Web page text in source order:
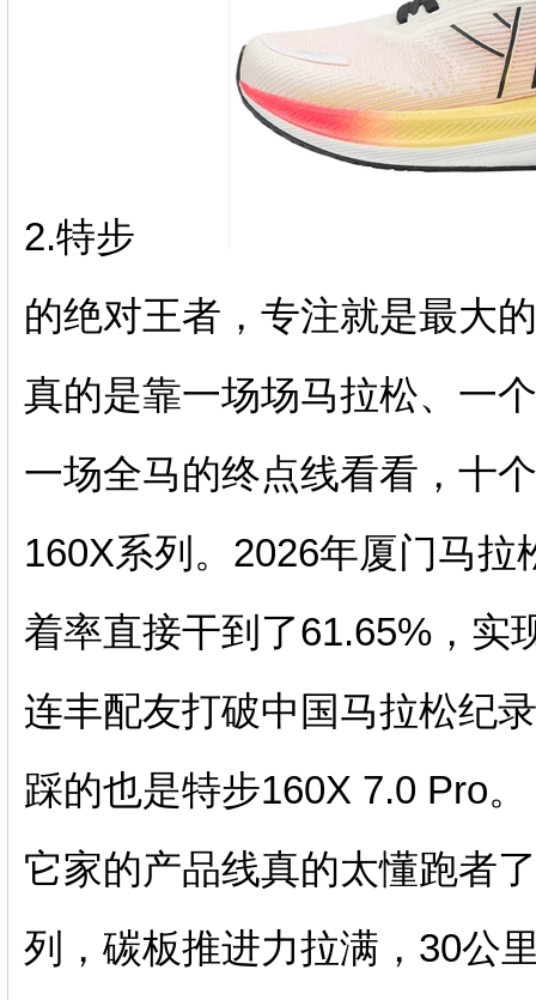
2.特步
的绝对王者，专注就是最大
真的是靠一场场马拉松、一
一场全马的终点线看看，十
160X系列。2026年厦门马
着率直接干到了61.65%，实
连丰配友打破中国马拉松纪
踩的也是特步160X 7.0 Pro。
它家的产品线真的太懂跑者
列，碳板推进力拉满，30公